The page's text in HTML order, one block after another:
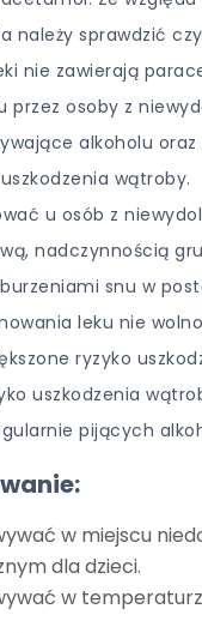
należy sprawdzić
nie zawierają
przez osoby z
alkoholu oraz
wątroby.
u osób z
nadczynnością
snu w
leku nie
ryzyko
uszkodzenia
pijących
w miejscu
dla dzieci.
w